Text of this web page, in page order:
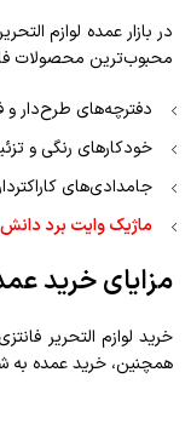
در بازار عمده لوازم
محبوب‌ترین محصولات
دفترچه‌های طرح‌دار و
خودکارهای رنگی و
جامدادی‌های
ماژیک وایت برد
مزایای خرید
خرید لوازم التحریر
همچنین، خرید عمده به